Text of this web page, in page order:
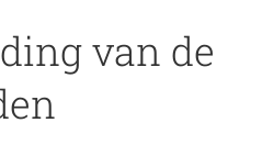
van de